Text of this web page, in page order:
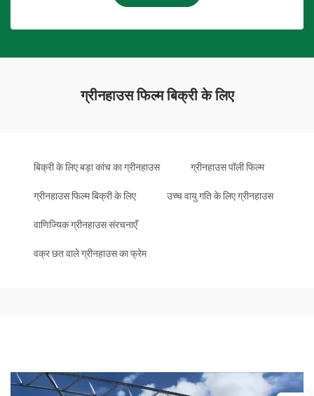
ग्रीनहाउस फिल्म बिक्री के लिए
बिक्री के लिए बड़ा कांच का ग्रीनहाउस ग्रीनहाउस पॉली फिल्म
ग्रीनहाउस फिल्म बिक्री के लिए उच्च वायु गति के लिए ग्रीनहाउस
वाणिज्यिक ग्रीनहाउस संरचनाएँ
वक्र छत वाले ग्रीनहाउस का फ्रेम